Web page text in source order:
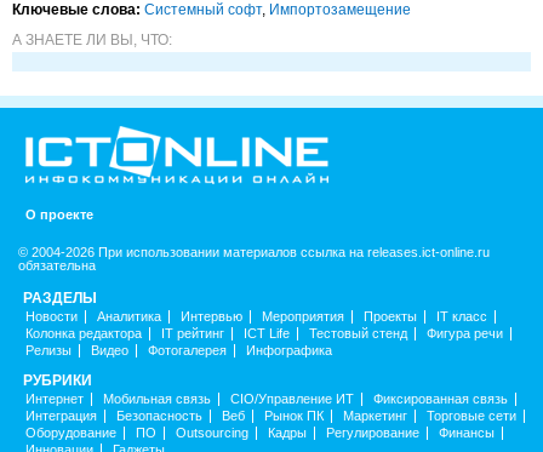
Ключевые слова: Системный софт, Импорто­замещение
А ЗНАЕТЕ ЛИ ВЫ, ЧТО:
О проекте
© 2004-2026 При использовании материалов ссылка на releases.ict-online.ru
обязательна
РАЗДЕЛЫ
Новости Аналитика Интервью Мероприятия Проекты
IT класс
Колонка редактора
IT рейтинг ICT Life Тестовый стенд
Фигура речи
Релизы
Видео Фотогалерея Инфографика
РУБРИКИ
Интернет Мобильная связь CIO/Управление ИТ
Фиксированная связь
Интеграция
Безопасность Веб Рынок ПК Маркетинг
Торговые сети
Оборудование
ПО Outsourcing Кадры Регулирование
Финансы